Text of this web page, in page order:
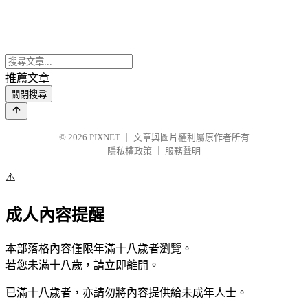
推薦文章
關閉搜尋
© 2026 PIXNET
文章與圖片權利屬原作者所有
隱私權政策
服務聲明
⚠️
成人內容提醒
本部落格內容僅限年滿十八歲者瀏覽。
若您未滿十八歲，請立即離開。
已滿十八歲者，亦請勿將內容提供給未成年人士。